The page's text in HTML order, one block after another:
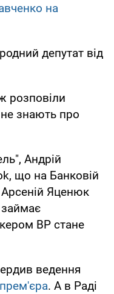
на
депутат від
розповіли
знають про
Андрій
що на Банковій
Арсеній Яценюк
займає
ВР стане
ведення
. А в Раді